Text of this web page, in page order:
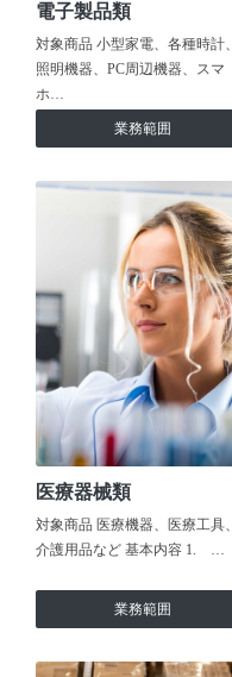
電子製品類
対象商品 小型家電、各種時計、
照明機器、PC周辺機器、スマ
ホ…
業務範囲
医療器械類
対象商品 医療機器、医療工具、
介護用品など 基本内容 1. …
業務範囲